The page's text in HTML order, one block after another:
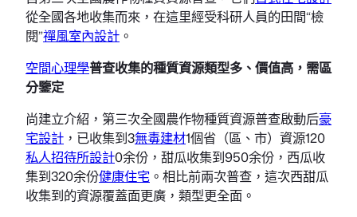
從全國各地收集而來，在這里經受科研人員的田間“檢
閱”禪風室內設計 。
空間心理學普查收集的種質資源類型多、價值高，需區
分鑒定
尚建立介紹，第三次全國農作物種質資源普查啟動后豪
宅設計 ，已收集到3無毒建材1個省（區、市）資源120
私人招待所設計0余份，甜瓜收集到950余份，西瓜收
集到320余份健康住宅 。相比前兩次普查，這次西甜瓜
收集到的資源覆蓋面更廣，類型更全面。